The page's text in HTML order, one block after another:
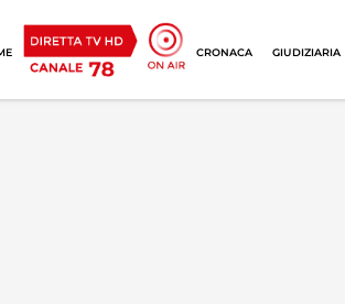
CRONACA GIUDIZIARIA